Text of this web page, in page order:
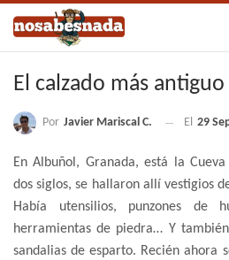
El calzado más
Por Javier Mariscal C. El 29
En Albuñol, Granada, está la
dos siglos, se hallaron allí vestigios
Había utensilios, punzones de
herramientas de piedra… Y
sandalias de esparto. Recién ahora